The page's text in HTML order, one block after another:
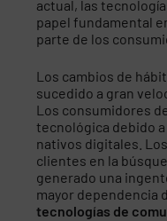
actual, las
papel fundamental
parte de los
Los cambios de
sucedido a gran
Los consumidores
tecnológica debido
nativos digitales.
clientes en la
generado una
mayor dependencia
tecnologías de